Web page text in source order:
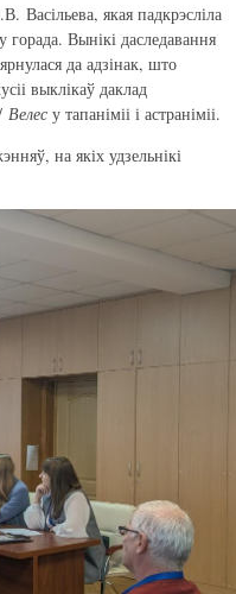
Васільева, якая падкрэсліла
Вынікі даследавання
да адзінак, што
выклікаў даклад
Велес у тапаніміі і астраніміі.
на якіх удзельнікі